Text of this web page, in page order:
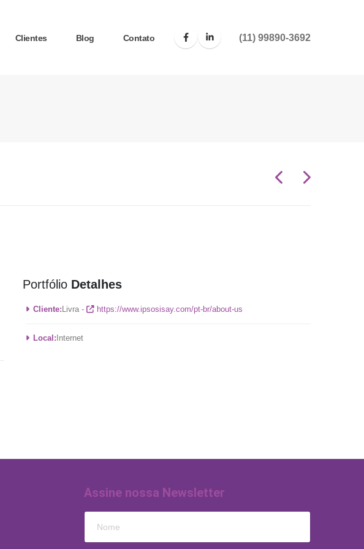
Clientes Blog Contato (11) 99890-3692
Portfólio Detalhes
Cliente: Livra - https://www.ipsosisay.com/pt-br/about-us
Local: Internet
Assine nossa Newsletter